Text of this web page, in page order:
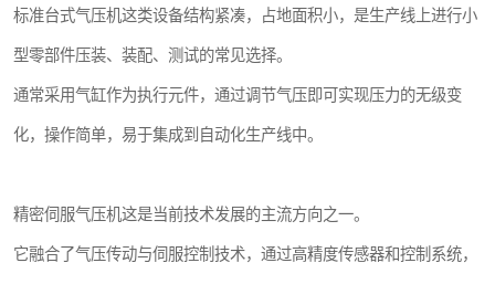
标准台式气压机这类设备结构紧凑，占地面积小，是生产线上进行小
型零部件压装、装配、测试的常见选择。
通常采用气缸作为执行元件，通过调节气压即可实现压力的无级变
化，操作简单，易于集成到自动化生产线中。
精密伺服气压机这是当前技术发展的主流方向之一。
它融合了气压传动与伺服控制技术，通过高精度传感器和控制系统，